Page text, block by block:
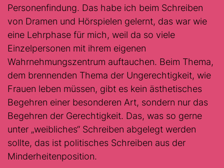
Personenfindung. Das habe ich beim Schreiben
von Dramen und Hörspielen gelernt, das war wie
eine Lehrphase für mich, weil da so viele
Einzelpersonen mit ihrem eigenen
Wahrnehmungszentrum auftauchen. Beim Thema,
dem brennenden Thema der Ungerechtigkeit, wie
Frauen leben müssen, gibt es kein ästhetisches
Begehren einer besonderen Art, sondern nur das
Begehren der Gerechtigkeit. Das, was so gerne
unter „weibliches“ Schreiben abgelegt werden
sollte, das ist politisches Schreiben aus der
Minderheitenposition.